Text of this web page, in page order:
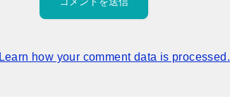
Learn how your comment data is processed.